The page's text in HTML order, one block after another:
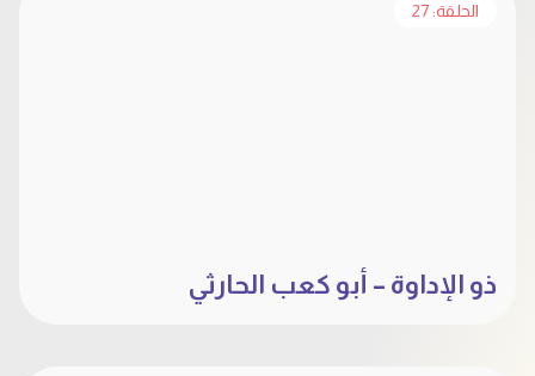
الحلقة: 27
ذو الإداوة – أبو كعب الحارثي